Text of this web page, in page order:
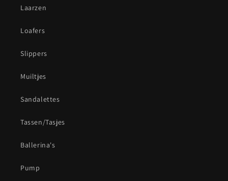
Laarzen
Loafers
Slippers
Muiltjes
Sandalettes
Tassen/Tasjes
Ballerina's
Pump